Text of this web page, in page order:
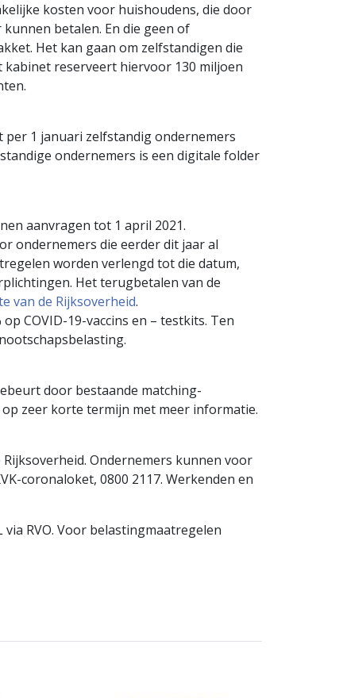
kosten voor huishoudens, die door
betalen. En die geen of
Het kan gaan om zelfstandigen die
reserveert hiervoor 130 miljoen
per 1 januari zelfstandig ondernemers
ondernemers is een digitale folder
aanvragen tot 1 april 2021.
ondernemers die eerder dit jaar al
worden verlengd tot die datum,
Het terugbetalen van de
van de Rijksoverheid.
COVID-19-vaccins en – testkits. Ten
door bestaande matching-
zeer korte termijn met meer informatie.
Ondernemers kunnen voor
coronaloket, 0800 2117. Werkenden en
RVO. Voor belastingmaatregelen